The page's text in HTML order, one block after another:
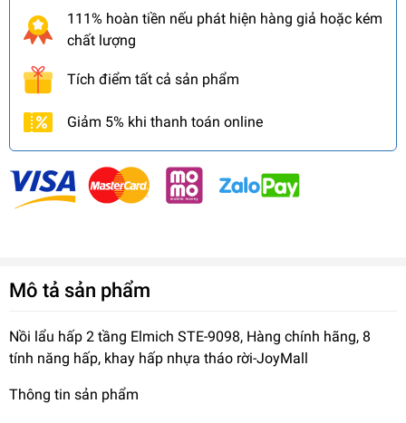
111% hoàn tiền nếu phát hiện hàng giả hoặc kém
chất lượng
Tích điểm tất cả sản phẩm
Giảm 5% khi thanh toán online
Mô tả sản phẩm
Nồi lẩu hấp 2 tầng Elmich STE-9098, Hàng chính hãng, 8
tính năng hấp, khay hấp nhựa tháo rời-JoyMall
Thông tin sản phẩm